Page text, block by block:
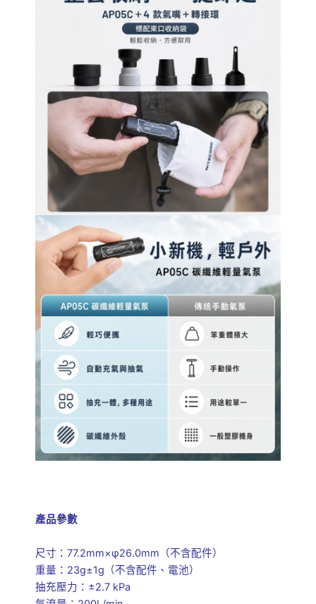
產品參數
尺寸：77.2mm×φ26.0mm（不含配件）
重量：23g±1g（不含配件、電池）
抽充壓力：±2.7 kPa